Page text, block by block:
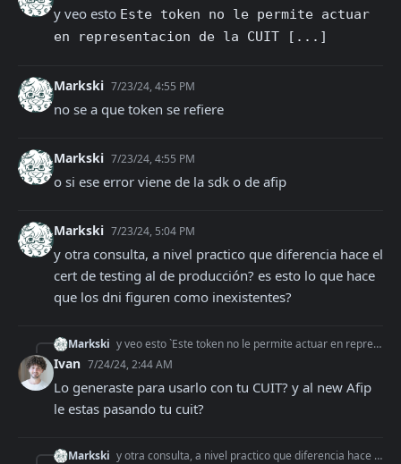
y veo esto Este token no le permite actuar
en representacion de la CUIT [...]
Markski 7/23/24, 4:55 PM
no se a que token se refiere
Markski 7/23/24, 4:55 PM
o si ese error viene de la sdk o de afip
Markski 7/23/24, 5:04 PM
y otra consulta, a nivel practico que diferencia hace el
cert de testing al de producción? es esto lo que hace
que los dni figuren como inexistentes?
Markski y veo esto `Este token no le permite actuar en representacion de la CUIT [...]`
Ivan 7/24/24, 2:44 AM
Lo generaste para usarlo con tu CUIT? y al new Afip
le estas pasando tu cuit?
Markski y otra consulta, a nivel practico que diferencia hace el cert de testing al de producción? es esto lo que hace que los dni figuren como inexistentes?